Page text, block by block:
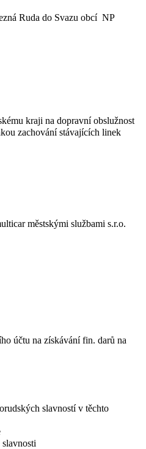
Ruda do Svazu obcí NP
kraji na dopravní obslužnost
zachování stávajících linek
městskými službami s.r.o.
účtu na získávání fin. darů na
slavností v těchto